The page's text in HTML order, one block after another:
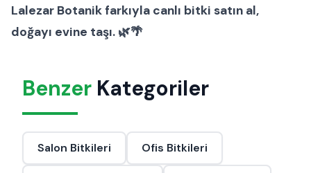
Lalezar Botanik farkıyla canlı bitki satın al,
doğayı evine taşı. 🌿🌴
Benzer Kategoriler
Salon Bitkileri Ofis Bitkileri